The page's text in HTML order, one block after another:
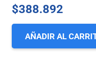
$388.892
AÑADIR AL